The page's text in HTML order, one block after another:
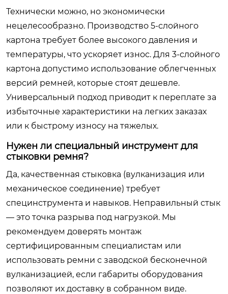
Технически можно, но экономически
нецелесообразно. Производство 5-слойного
картона требует более высокого давления и
температуры, что ускоряет износ. Для 3-слойного
картона допустимо использование облегченных
версий ремней, которые стоят дешевле.
Универсальный подход приводит к переплате за
избыточные характеристики на легких заказах
или к быстрому износу на тяжелых.
Нужен ли специальный инструмент для
стыковки ремня?
Да, качественная стыковка (вулканизация или
механическое соединение) требует
специнструмента и навыков. Неправильный стык
— это точка разрыва под нагрузкой. Мы
рекомендуем доверять монтаж
сертифицированным специалистам или
использовать ремни с заводской бесконечной
вулканизацией, если габариты оборудования
позволяют их доставку в собранном виде.